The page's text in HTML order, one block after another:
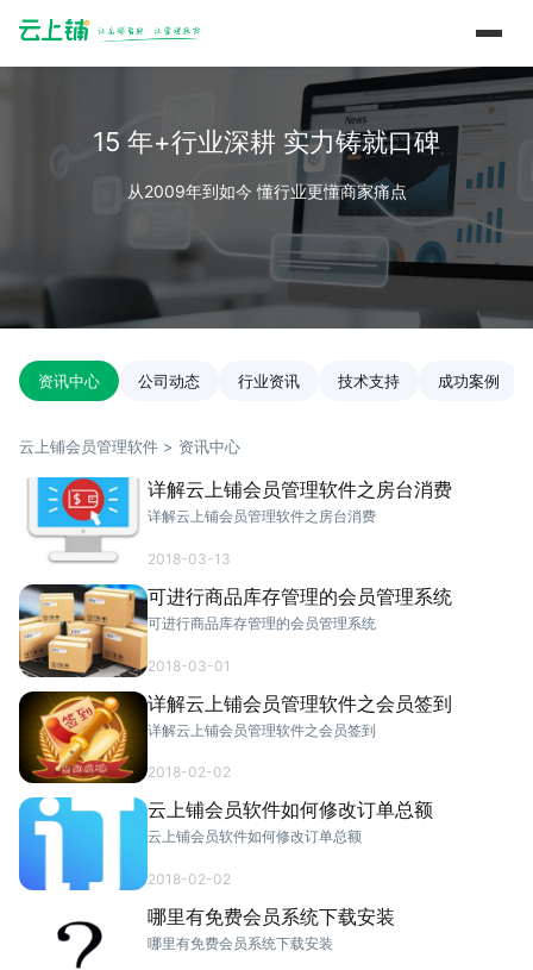
15 年+行业深耕 实力铸就口碑
从2009年到如今 懂行业更懂商家痛点
资讯中心 公司动态 行业资讯 技术支持 成功案例
云上铺会员管理软件 > 资讯中心
详解云上铺会员管理软件之房台消费
详解云上铺会员管理软件之房台消费
2018-03-13
可进行商品库存管理的会员管理系统
可进行商品库存管理的会员管理系统
2018-03-01
详解云上铺会员管理软件之会员签到
详解云上铺会员管理软件之会员签到
2018-02-02
云上铺会员软件如何修改订单总额
云上铺会员软件如何修改订单总额
2018-02-02
哪里有免费会员系统下载安装
哪里有免费会员系统下载安装